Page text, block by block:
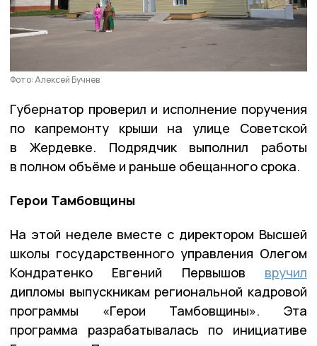
Фото: Алексей Бучнев
Губернатор проверил и исполнение поручения
по капремонту крыши на улице Советской
в Жердевке. Подрядчик выполнил работы
в полном объёме и раньше обещанного срока.
Герои Тамбовщины
На этой неделе вместе с директором Высшей
школы государственного управления Олегом
Кондратенко Евгений Первышов вручил
дипломы выпускникам региональной кадровой
программы «Герои Тамбовщины». Эта
программа разрабатывалась по инициативе